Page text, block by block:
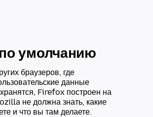
умолчанию
браузеров, где
данные
Firefox построен на
не должна знать, какие
и что вы там делаете.